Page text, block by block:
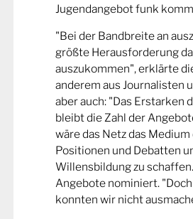
Jugendangebot funk
"Bei der Bandbreite an
größte Herausforderung
auszukommen", erklärte
anderem aus Journalisten
aber auch: "Das Erstarken
bleibt die Zahl der
wäre das Netz das
Positionen und Debatten
Willensbildung zu
Angebote nominiert.
konnten wir nicht